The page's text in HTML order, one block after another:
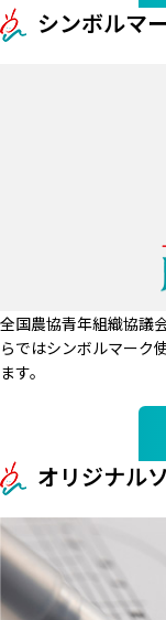
シンボルマ
全国農協青年組織協議
らではシンボルマーク
ます。
オリジナル